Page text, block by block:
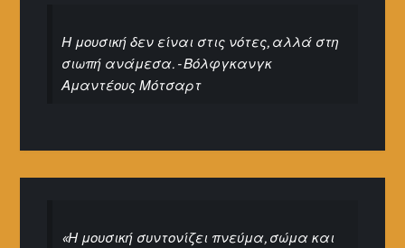
Η μουσική δεν είναι στις νότες, αλλά στη
σιωπή ανάμεσα. - Βόλφγκανγκ
Αμαντέους Μότσαρτ
«Η μουσική συντονίζει πνεύμα, σώμα και